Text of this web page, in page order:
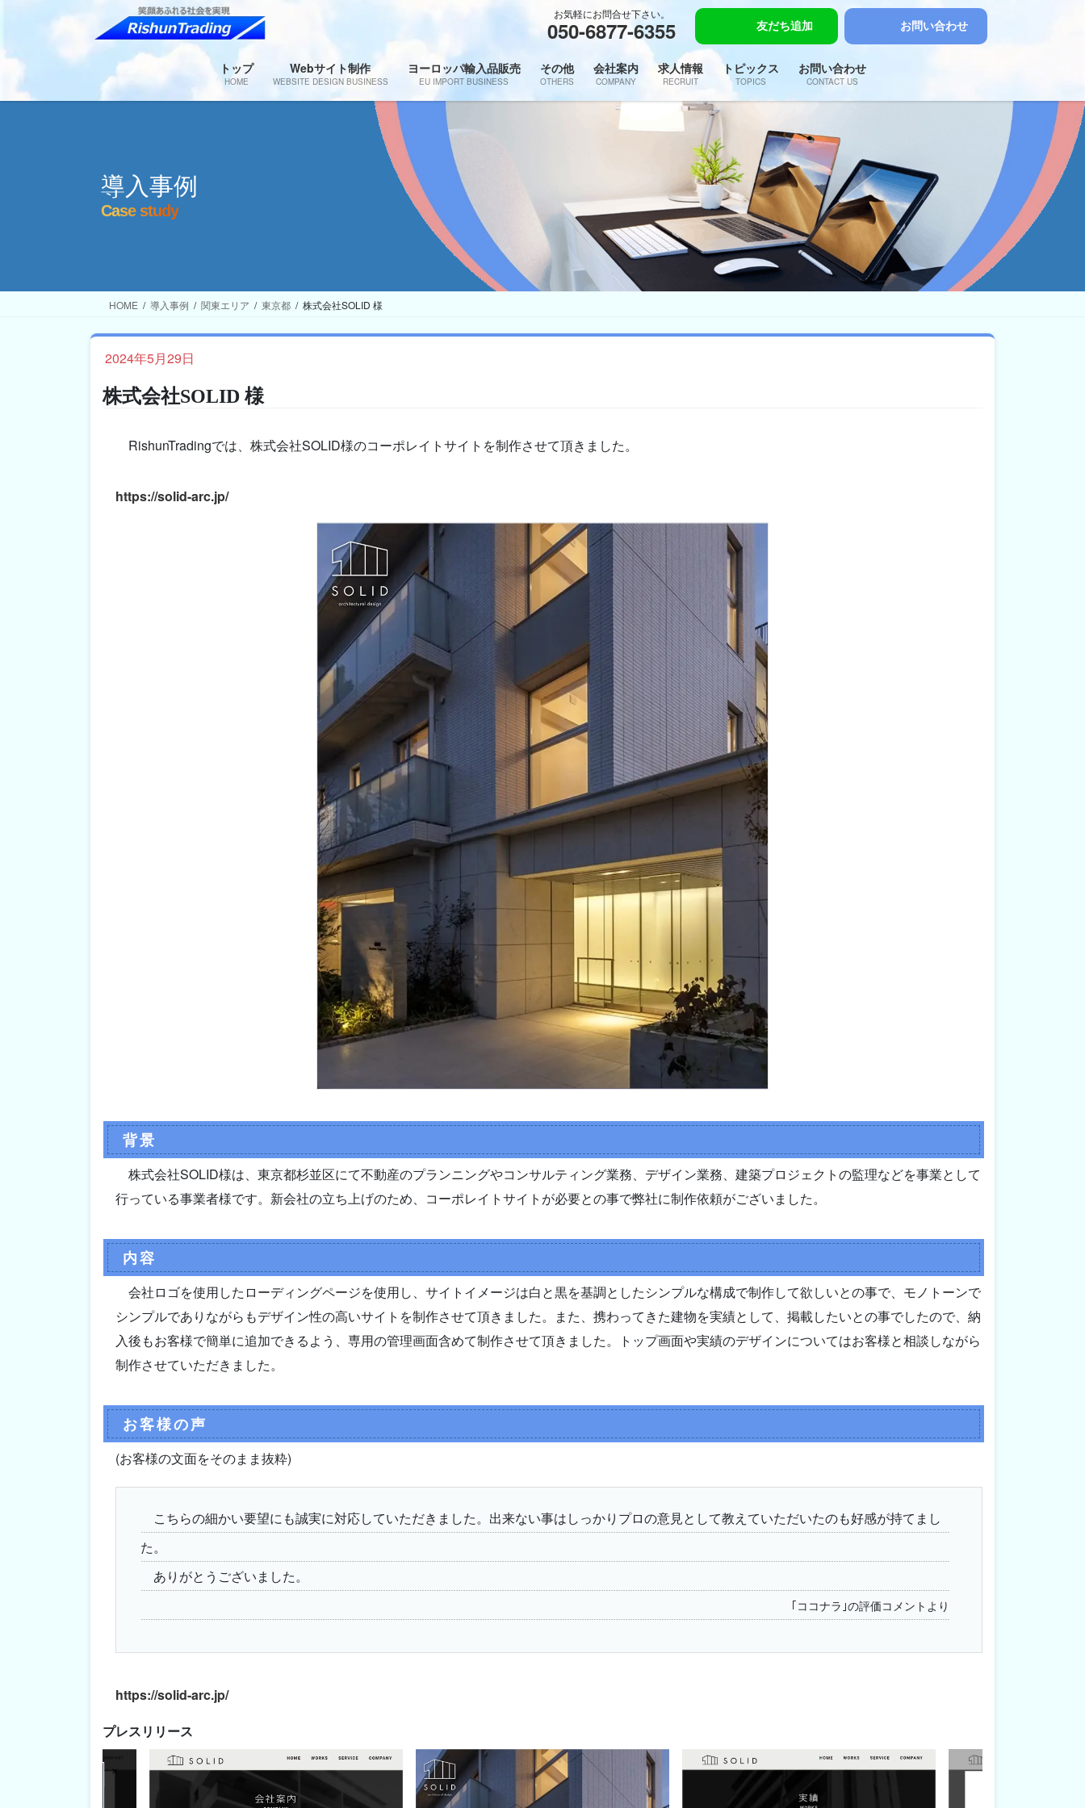
テ
へ
ゲ
ョ
お気軽にお問合せ下さい。
050-6877-6355 友だち追加 お問い合わせ
トップ
HOME
Webサイト制作
WEBSITE DESIGN BUSINESS
ヨーロッパ輸入品販売
EU IMPORT BUSINESS
その他
OTHERS
会社案内
COMPANY
求人情報
RECRUIT
トピックス
TOPICS
お問い合わせ
CONTACT US
導入事例
Case study
HOME 導入事例 関東エリア 東京都 株式会社SOLID 様
2024年5月29日
株式会社SOLID 様
RishunTradingでは、株式会社SOLID様のコーポレイトサイトを制作させて頂きました。
https://solid-arc.jp/
背景
株式会社SOLID様は、東京都杉並区にて不動産のプランニングやコンサルティング業務、デザイン業務、建築プロジェクトの監理などを事業として
行っている事業者様です。新会社の立ち上げのため、コーポレイトサイトが必要との事で弊社に制作依頼がございました。
内容
会社ロゴを使用したローディングページを使用し、サイトイメージは白と黒を基調としたシンプルな構成で制作して欲しいとの事で、モノトーンで
シンプルでありながらもデザイン性の高いサイトを制作させて頂きました。また、携わってきた建物を実績として、掲載したいとの事でしたので、納
入後もお客様で簡単に追加できるよう、専用の管理画面含めて制作させて頂きました。トップ画面や実績のデザインについてはお客様と相談しながら
制作させていただきました。
お客様の声
(お客様の文面をそのまま抜粋)
こちらの細かい要望にも誠実に対応していただきました。出来ない事はしっかりプロの意見として教えていただいたのも好感が持てまし
た。
ありがとうございました。
｢ココナラ｣の評価コメントより
https://solid-arc.jp/
プレスリリース